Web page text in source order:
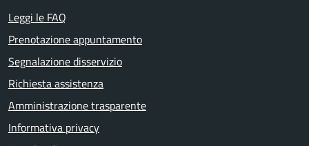
Leggi le FAQ
Prenotazione appuntamento
Segnalazione disservizio
Richiesta assistenza
Amministrazione trasparente
Informativa privacy